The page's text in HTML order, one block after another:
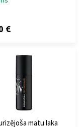
€
matu laka